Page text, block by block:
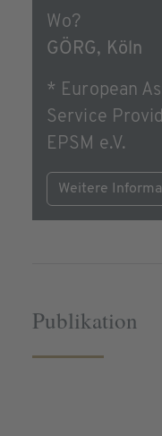
Wo?
GÖRG, Köln
* European
Service
EPSM e.V.
Weitere
Publikation